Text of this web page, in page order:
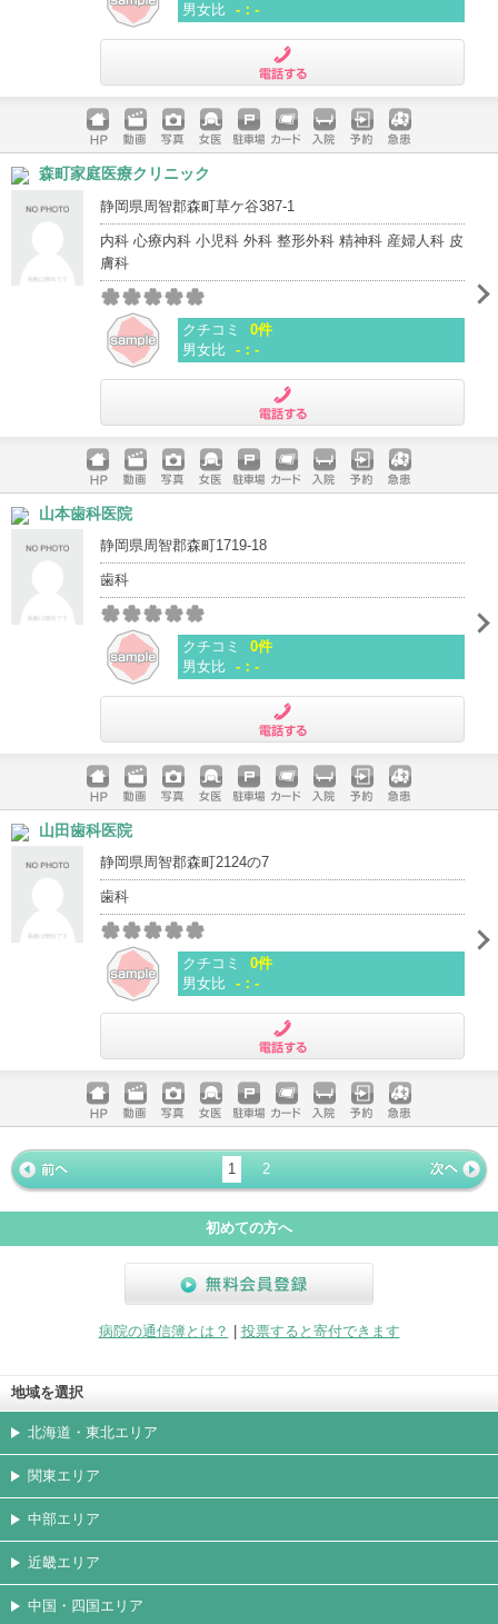
男女比 -：-
ホームペ
ージ
動画 写真 女医 駐車場
クレジッ
入院 予約 急患
森町家庭医療クリニック
静岡県周智郡森町草ケ谷387-1
内科 心療内科 小児科 外科 整形外科 精神科 産婦人科 皮
膚科
クチコミ
0件
男女比 -：-
ホームペ
ージ
動画 写真 女医 駐車場
クレジッ
入院 予約 急患
山本歯科医院
静岡県周智郡森町1719-18
歯科
クチコミ
0件
男女比 -：-
ホームペ
ージ
動画 写真 女医 駐車場
クレジッ
入院 予約 急患
山田歯科医院
静岡県周智郡森町2124の7
歯科
クチコミ
0件
男女比 -：-
ホームペ
ージ
動画 写真 女医 駐車場
クレジッ
トカード
入院 予約 急患
« 前ペー
ジ
1
2
次ページ
»
初めての方へ
病院の通信簿とは？
投票すると寄付できます
地域を選択
北海道・東北エリア
関東エリア
中部エリア
近畿エリア
中国・四国エリア